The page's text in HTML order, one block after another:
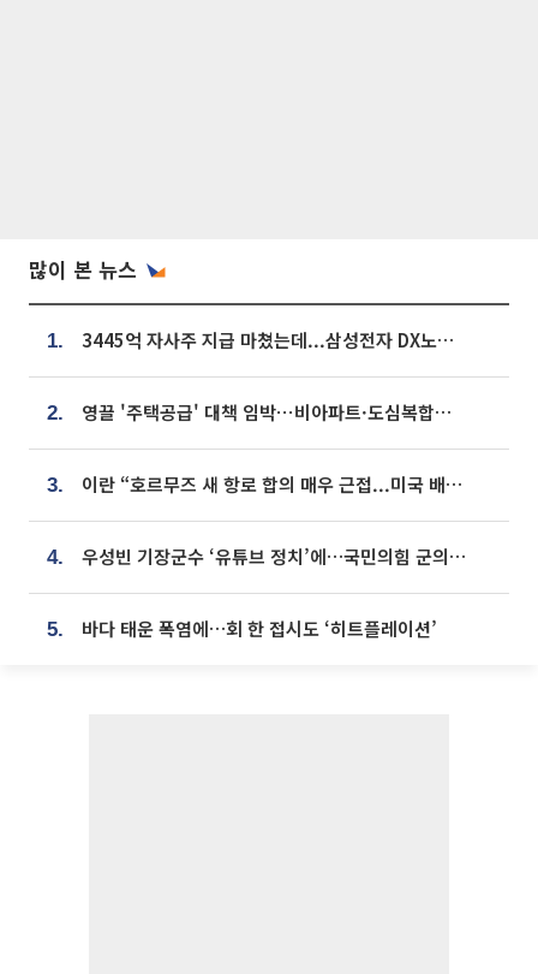
많이 본 뉴스
1. 3445억 자사주 지급 마쳤는데...삼성전자 DX노조, 뒤늦은 '떼쓰기 집회'
2. 영끌 '주택공급' 대책 임박⋯비아파트·도심복합까지 총동원
3. 이란 “호르무즈 새 항로 합의 매우 근접...미국 배상 먼저”
4. 우성빈 기장군수 ‘유튜브 정치’에…국민의힘 군의원들 집단 반발
5. 바다 태운 폭염에…회 한 접시도 ‘히트플레이션’